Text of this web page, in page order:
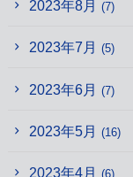
2023年8月 (7)
2023年7月 (5)
2023年6月 (7)
2023年5月 (16)
2023年4月 (6)